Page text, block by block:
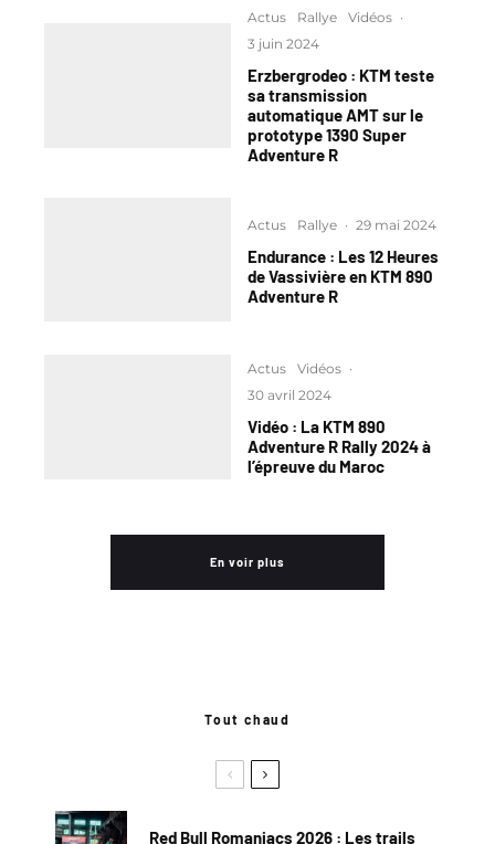
Actus Rallye Vidéos ·
3 juin 2024
Erzbergrodeo : KTM teste
sa transmission
automatique AMT sur le
prototype 1390 Super
Adventure R
Actus Rallye · 29 mai 2024
Endurance : Les 12 Heures
de Vassivière en KTM 890
Adventure R
Actus Vidéos ·
30 avril 2024
Vidéo : La KTM 890
Adventure R Rally 2024 à
l’épreuve du Maroc
En voir plus
Tout chaud
Red Bull Romaniacs 2026 : Les trails